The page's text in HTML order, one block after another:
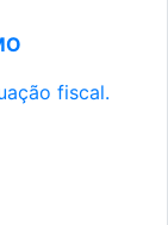
fiscal.